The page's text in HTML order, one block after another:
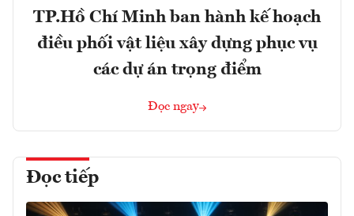
TP.Hồ Chí Minh ban hành kế hoạch
điều phối vật liệu xây dựng phục vụ
các dự án trọng điểm
Đọc ngay
Đọc tiếp